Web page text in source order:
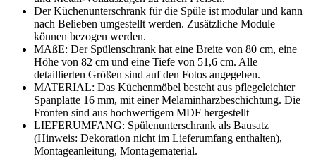
Der Küchenunterschrank für die Spüle ist modular und kann
nach Belieben umgestellt werden. Zusätzliche Module
können bezogen werden.
MAßE: Der Spülenschrank hat eine Breite von 80 cm, eine
Höhe von 82 cm und eine Tiefe von 51,6 cm. Alle
detaillierten Größen sind auf den Fotos angegeben.
MATERIAL: Das Küchenmöbel besteht aus pflegeleichter
Spanplatte 16 mm, mit einer Melaminharzbeschichtung. Die
Fronten sind aus hochwertigem MDF hergestellt
LIEFERUMFANG: Spülenunterschrank als Bausatz
(Hinweis: Dekoration nicht im Lieferumfang enthalten),
Montageanleitung, Montagematerial.